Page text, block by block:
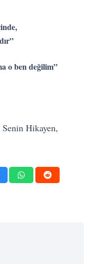
o ben değilim”
Hikayen,